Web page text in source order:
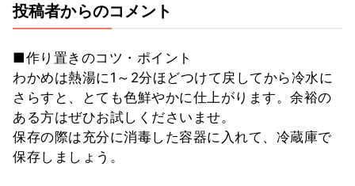
投稿者からのコメント
■作り置きのコツ・ポイント
わかめは熱湯に1～2分ほどつけて戻してから冷水に
さらすと、とても色鮮やかに仕上がります。余裕の
ある方はぜひお試しくださいませ。
保存の際は充分に消毒した容器に入れて、冷蔵庫で
保存しましょう。